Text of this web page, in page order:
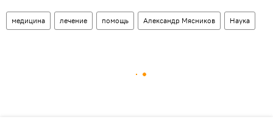
медицина лечение помощь Александр Мясников Наука